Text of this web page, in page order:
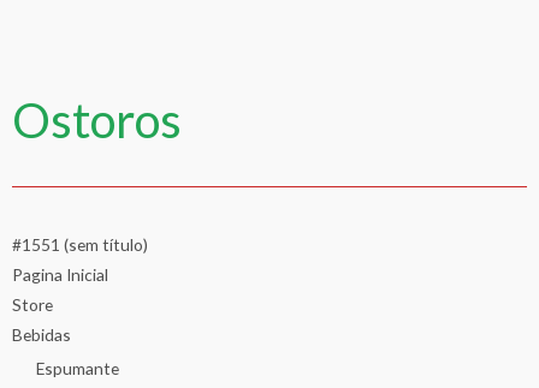
Ostoros
#1551 (sem título)
Pagina Inicial
Store
Bebidas
Espumante